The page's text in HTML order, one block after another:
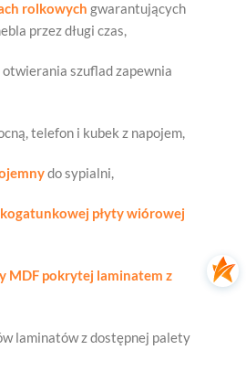
rolkowych gwarantujących
przez długi czas,
szuflad zapewnia
telefon i kubek z napojem,
do sypialni,
płyty wiórowej
MDF pokrytej laminatem z
laminatów z dostępnej palety